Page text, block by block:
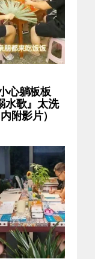
心躺板板
水歌』太洗
附影片）